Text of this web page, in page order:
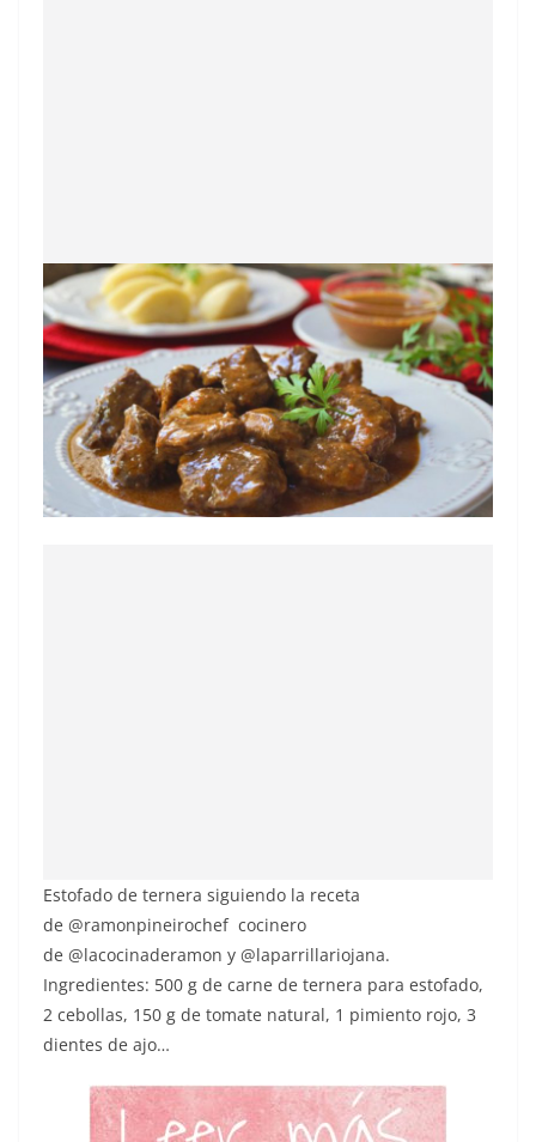
Estofado de ternera siguiendo la receta
de @ramonpineirochef cocinero
de @lacocinaderamon y @laparrillariojana.
Ingredientes: 500 g de carne de ternera para estofado,
2 cebollas, 150 g de tomate natural, 1 pimiento rojo, 3
dientes de ajo…